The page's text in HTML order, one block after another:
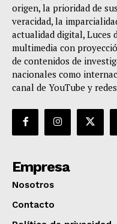
origen, la prioridad de
veracidad, la
actualidad digital, Luces
multimedia con
de contenidos de
nacionales como
canal de YouTube y
Empresa
Nosotros
Contacto